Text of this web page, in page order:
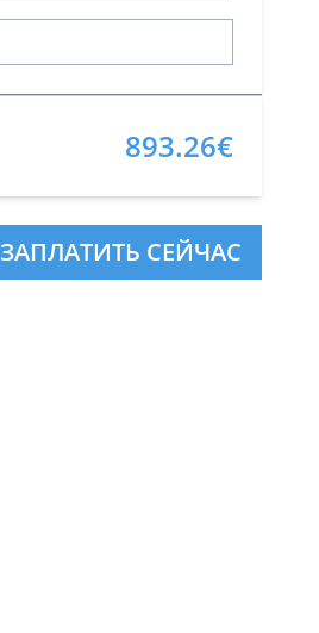
893.26€
ЗАПЛАТИТЬ СЕЙЧАС